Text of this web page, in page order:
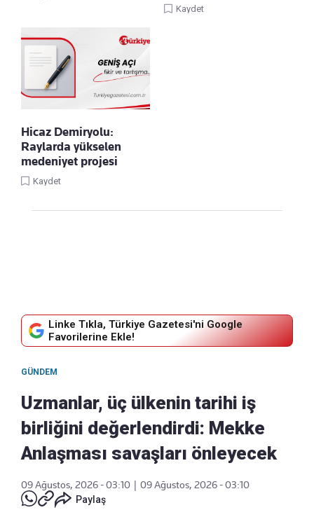
Kaydet
Hicaz Demiryolu:
Raylarda yükselen
medeniyet projesi
Kaydet
Linke Tıkla, Türkiye Gazetesi'ni Google
Favorilerine Ekle!
GÜNDEM
Uzmanlar, üç ülkenin tarihi iş
birliğini değerlendirdi: Mekke
Anlaşması savaşları önleyecek
09 Ağustos, 2026 - 03:10
09 Ağustos, 2026 - 03:10
Paylaş